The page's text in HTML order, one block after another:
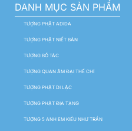
DANH MỤC SẢN PHẨM
TƯỢNG PHẬT ADIDA
TƯỢNG PHẬT NIẾT BÀN
TƯỢNG BỒ TÁC
TƯỢNG QUAN ÂM ĐẠI THẾ CHÍ
TƯỢNG PHẬT DI LẶC
TƯỢNG PHẬT ĐỊA TẠNG
TƯỢNG 5 ANH EM KIỀU NHƯ TRẦN